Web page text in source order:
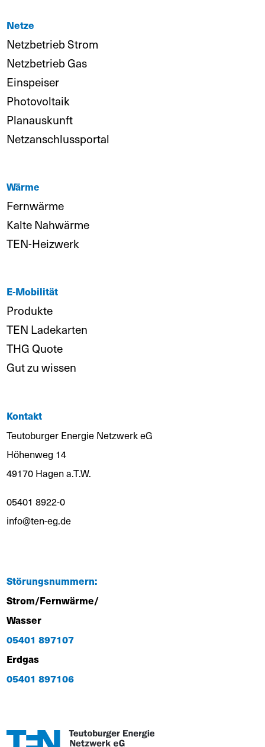
Netze
Netzbetrieb Strom
Netzbetrieb Gas
Einspeiser
Photovoltaik
Planauskunft
Netzanschlussportal
Wärme
Fernwärme
Kalte Nahwärme
TEN-Heizwerk
E-Mobilität
Produkte
TEN Ladekarten
THG Quote
Gut zu wissen
Kontakt
Teutoburger Energie Netzwerk eG
Höhenweg 14
49170 Hagen a.T.W.
05401 8922-0
info@ten-eg.de
Störungsnummern:
Strom/Fernwärme/
Wasser
05401 897107
Erdgas
05401 897106